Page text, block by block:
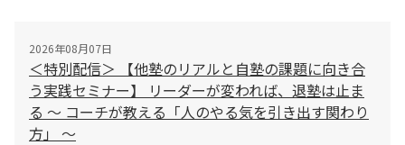
2026年08月07日
＜特別配信＞ 【他塾のリアルと自塾の課題に向き合
う実践セミナー】 リーダーが変われば、退塾は止ま
る 〜 コーチが教える「人のやる気を引き出す関わり
方」 〜